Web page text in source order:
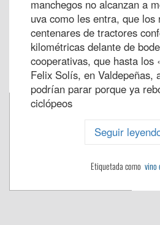
manchegos no alcanzan a
uva como les entra, que los
centenares de tractores
kilométricas delante de
cooperativas, que hasta los
Felix Solís, en Valdepeñas,
podrían parar porque ya
ciclópeos
Seguir
Etiquetada como vino